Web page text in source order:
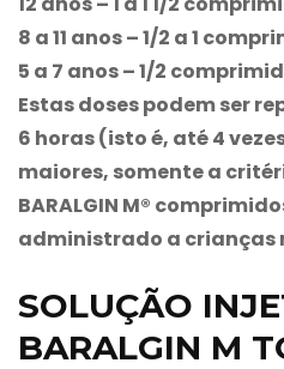
8 a 11 anos – 1/2 a 1
5 a 7 anos – 1/2
Estas doses podem ser
6 horas (isto é, até 4
maiores, somente a
BARALGIN M®
administrado a crianças
SOLUÇÃO
BARALGIN M